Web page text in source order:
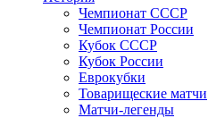
Чемпионат СССР
Чемпионат России
Кубок СССР
Кубок России
Еврокубки
Товарищеские матчи
Матчи-легенды